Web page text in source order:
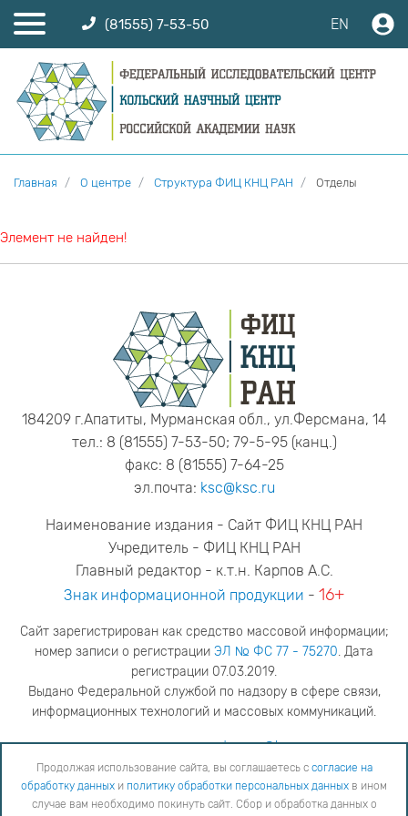
(81555) 7-53-50 EN
Главная О центре Структура ФИЦ КНЦ РАН Отделы
Элемент не найден!
184209 г.Апатиты, Мурманская обл., ул.Ферсмана, 14
тел.: 8 (81555) 7-53-50; 79-5-95 (канц.)
факс: 8 (81555) 7-64-25
эл.почта: ksc@ksc.ru
Наименование издания - Сайт ФИЦ КНЦ РАН
Учредитель - ФИЦ КНЦ РАН
Главный редактор - к.т.н. Карпов А.С.
Знак информационной продукции - 16+
Сайт зарегистрирован как средство массовой информации;
номер записи о регистрации ЭЛ № ФС 77 - 75270. Дата
регистрации 07.03.2019.
Выдано Федеральной службой по надзору в сфере связи,
информационных технологий и массовых коммуникаций.
адрес редакцииya.stogova@ksc.ru
телефон редакции81555-79-516
Продолжая использование сайта, вы соглашаетесь с согласие на обработку данных
обработки персональных данных
в ином случае вам необходимо покинуть сайт. Сбор и обработка
Продолжая использование сайта, вы соглашаетесь с согласие на
обработку данных и политику обработки персональных данных в ином
случае вам необходимо покинуть сайт. Сбор и обработка данных о